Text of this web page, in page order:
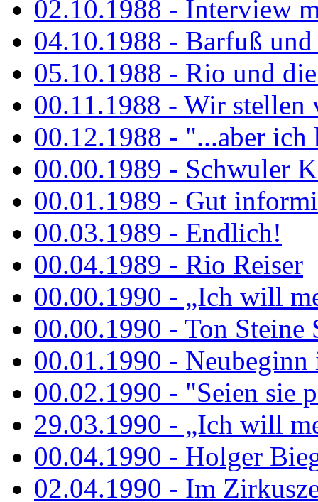
02.10.1988 - Interview
04.10.1988 - Barfuß und
05.10.1988 - Rio und
00.11.1988 - Wir stellen
00.12.1988 - "...aber ich
00.00.1989 - Schwuler
00.01.1989 - Gut
00.03.1989 - Endlich!
00.04.1989 - Rio Reiser
00.00.1990 - „Ich will
00.00.1990 - Ton Steine
00.01.1990 -
00.02.1990 - "Seien sie
29.03.1990 - „Ich will
00.04.1990 - Holger
02.04.1990 - Im